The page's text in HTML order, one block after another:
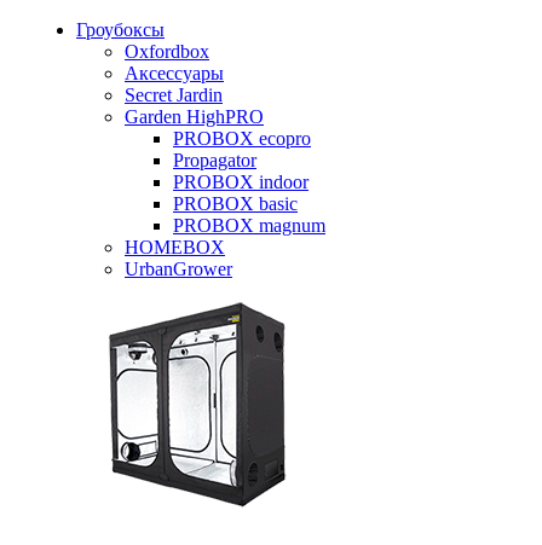
Гроубоксы
Oxfordbox
Аксессуары
Secret Jardin
Garden HighPRO
PROBOX ecopro
Propagator
PROBOX indoor
PROBOX basic
PROBOX magnum
HOMEBOX
UrbanGrower